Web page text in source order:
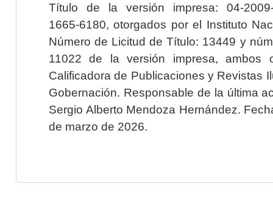
Título de la versión impresa: 04-2009-
1665-6180, otorgados por el Instituto
Número de Licitud de Título: 13449 y
11022 de la versión impresa, ambos
Calificadora de Publicaciones y Revistas
Gobernación. Responsable de la última
Sergio Alberto Mendoza Hernández.
de marzo de 2026.